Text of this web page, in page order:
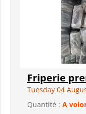
Friperie
Tuesday 04
Quantité : A